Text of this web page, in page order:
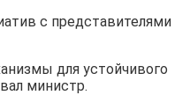
с представителями
для устойчивого
министр.